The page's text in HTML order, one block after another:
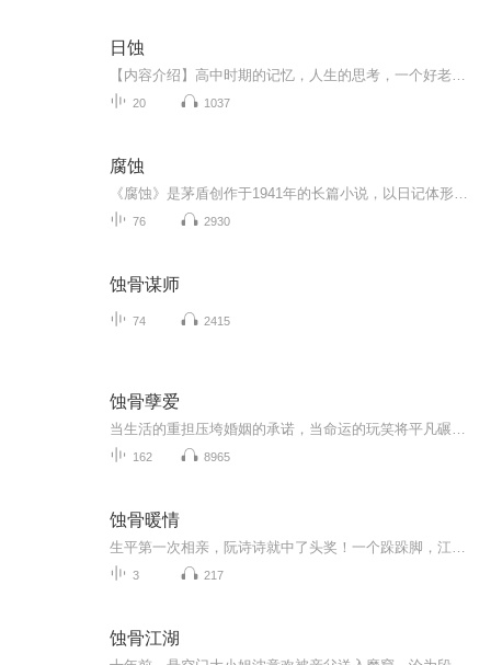
日蚀
20 1037
腐蚀
76 2930
蚀骨谋师
74 2415
蚀骨孽爱
162 8965
蚀骨暖情
3 217
蚀骨江湖